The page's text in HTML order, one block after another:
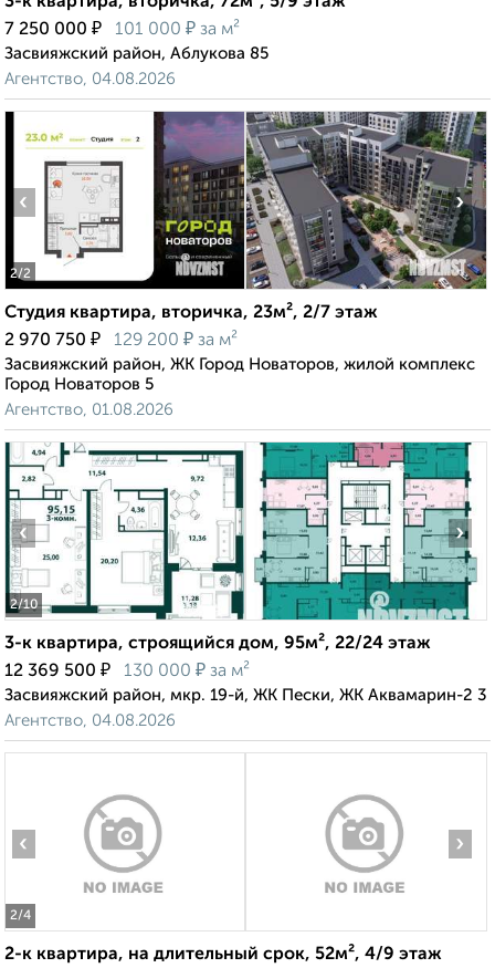
7 250 000 ₽ 101 000 ₽ за м²
Засвияжский район, Аблукова 85
Агентство, 04.08.2026
2/2
‹ ›
Студия квартира, вторичка, 23м², 2/7 этаж
2 970 750 ₽ 129 200 ₽ за м²
Засвияжский район, ЖК Город Новаторов, жилой комплекс
Город Новаторов 5
Агентство, 01.08.2026
2/10
‹ ›
3-к квартира, строящийся дом, 95м², 22/24 этаж
12 369 500 ₽ 130 000 ₽ за м²
Засвияжский район, мкр. 19-й, ЖК Пески, ЖК Аквамарин-2 3
Агентство, 04.08.2026
2/4
‹ ›
2-к квартира, на длительный срок, 52м², 4/9 этаж